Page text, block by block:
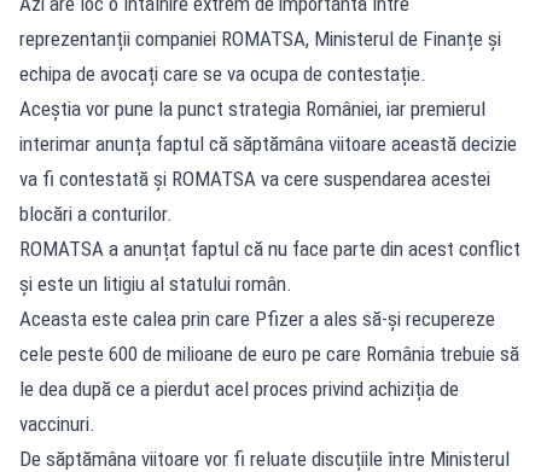
reprezentanții companiei ROMATSA, Ministerul de Finanțe și
echipa de avocați care se va ocupa de contestație.
Aceștia vor pune la punct strategia României, iar premierul
interimar anunța faptul că săptămâna viitoare această decizie
va fi contestată și ROMATSA va cere suspendarea acestei
blocări a conturilor.
ROMATSA a anunțat faptul că nu face parte din acest conflict
și este un litigiu al statului român.
Aceasta este calea prin care Pfizer a ales să-și recupereze
cele peste 600 de milioane de euro pe care România trebuie să
le dea după ce a pierdut acel proces privind achiziția de
vaccinuri.
De săptămâna viitoare vor fi reluate discuțiile între Ministerul